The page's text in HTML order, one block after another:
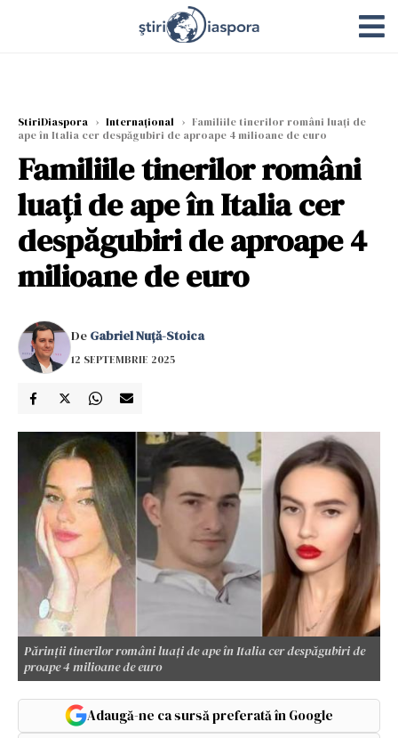
StiriDiaspora › Internațional › Familiile tinerilor români luați de
ape în Italia cer despăgubiri de aproape 4 milioane de euro
Familiile tinerilor români
luați de ape în Italia cer
despăgubiri de aproape 4
milioane de euro
De Gabriel Nuță-Stoica
12 SEPTEMBRIE 2025
Părinții tinerilor români luați de ape în Italia cer despăgubiri de
proape 4 milioane de euro
Adaugă-ne ca sursă preferată în Google